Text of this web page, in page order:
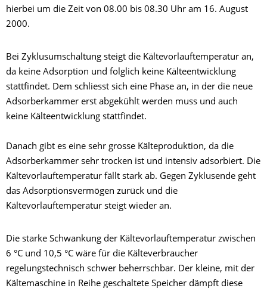
hierbei um die Zeit von 08.00 bis 08.30 Uhr am 16. August
2000.
Bei Zyklusumschaltung steigt die Kältevorlauftemperatur an,
da keine Adsorption und folglich keine Kälteentwicklung
stattfindet. Dem schliesst sich eine Phase an, in der die neue
Adsorberkammer erst abgekühlt werden muss und auch
keine Kälteentwicklung stattfindet.
Danach gibt es eine sehr grosse Kälteproduktion, da die
Adsorberkammer sehr trocken ist und intensiv adsorbiert. Die
Kältevorlauftemperatur fällt stark ab. Gegen Zyklusende geht
das Adsorptionsvermögen zurück und die
Kältevorlauftemperatur steigt wieder an.
Die starke Schwankung der Kältevorlauftemperatur zwischen
6 °C und 10,5 °C wäre für die Kälteverbraucher
regelungstechnisch schwer beherrschbar. Der kleine, mit der
Kältemaschine in Reihe geschaltete Speicher dämpft diese